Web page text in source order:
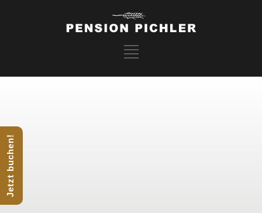
Jetzt buchen!